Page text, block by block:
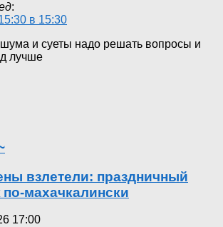
:
в 15:30
шума и суеты надо решать вопросы и
лучше
взлетели: праздничный
по-махачкалински
17:00